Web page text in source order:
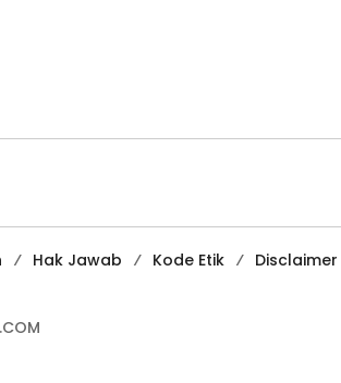
Hak Jawab Kode Etik Disclaimer